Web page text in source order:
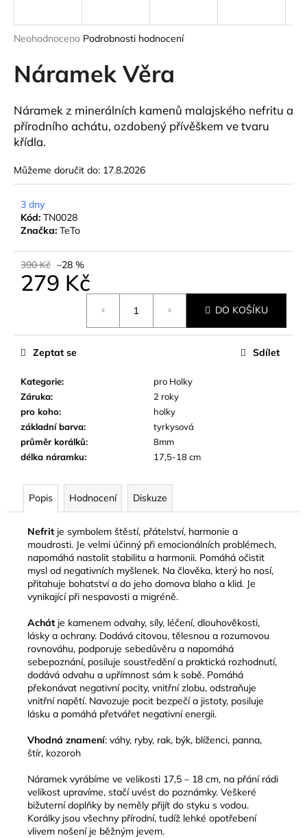
Průměrné
produktu
je
5
hvězdiček.
Neohodnoceno Podrobnosti hodnocení
Náramek Věra
Náramek z minerálních kamenů malajského nefritu a
přírodního achátu, ozdobený přívěškem ve tvaru
křídla.
Můžeme doručit do: 17.8.2026
3 dny
Kód: TN0028
Značka: TeTo
390 Kč –28 %
279 Kč
DO KOŠÍKU
Kategorie:
pro Holky
Záruka:
2 roky
pro koho:
holky
základní barva:
tyrkysová
průměr korálků:
8mm
délka náramku: 17,5-18 cm
Zeptat se Sdílet
Popis Hodnocení Diskuze
Nefrit je symbolem štěstí, přátelství, harmonie a
moudrosti. Je velmi účinný při emocionálních problémech,
napomáhá nastolit stabilitu a harmonii. Pomáhá očistit
mysl od negativních myšlenek. Na člověka, který ho nosí,
přitahuje bohatství a do jeho domova blaho a klid. Je
vynikající při nespavosti a migréně.
Achát je kamenem odvahy, síly, léčení, dlouhověkosti,
lásky a ochrany. Dodává citovou, tělesnou a rozumovou
rovnováhu, podporuje sebedůvěru a napomáhá
sebepoznání, posiluje soustředění a praktická rozhodnutí,
dodává odvahu a upřímnost sám k sobě. Pomáhá
překonávat negativní pocity, vnitřní zlobu, odstraňuje
vnitřní napětí. Navozuje pocit bezpečí a jistoty, posiluje
lásku a pomáhá přetvářet negativní energii.
Vhodná znamení: váhy, ryby, rak, býk, blíženci, panna,
štír, kozoroh
Náramek vyrábíme ve velikosti 17,5 – 18 cm, na přání rádi
velikost upravíme, stačí uvést do poznámky. Veškeré
bižuterní doplňky by neměly přijít do styku s vodou.
Korálky jsou všechny přírodní, tudíž lehké opotřebení
vlivem nošení je běžným jevem.
j
t
?
D
o
p
o
j